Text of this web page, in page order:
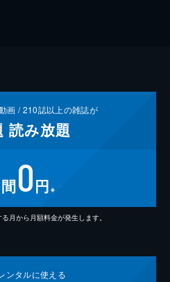
画 /210誌以上の雑誌が
読み放題
0円 ※
月から月額料金が発生します。
ンタルに使える